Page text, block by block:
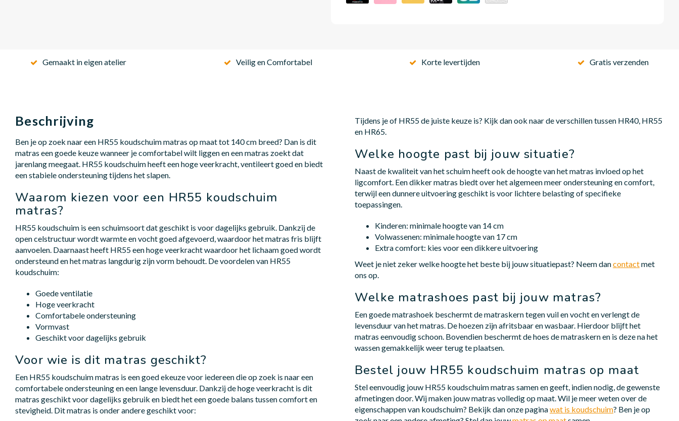
Gemaakt in eigen atelier Veilig en Comfortabel Korte levertijden Gratis verzenden
Beschrijving
Ben je op zoek naar een HR55 koudschuim matras op maat tot 140 cm breed? Dan is dit
matras een goede keuze wanneer je comfortabel wilt liggen en een matras zoekt dat
jarenlang meegaat. HR55 koudschuim heeft een hoge veerkracht, ventileert goed en biedt
een stabiele ondersteuning tijdens het slapen.
Waarom kiezen voor een HR55 koudschuim
matras?
HR55 koudschuim is een schuimsoort dat geschikt is voor dagelijks gebruik. Dankzij de
open celstructuur wordt warmte en vocht goed afgevoerd, waardoor het matras fris blijft
aanvoelen. Daarnaast heeft HR55 een hoge veerkracht waardoor het lichaam goed wordt
ondersteund en het matras langdurig zijn vorm behoudt. De voordelen van HR55
koudschuim:
Goede ventilatie
Hoge veerkracht
Comfortabele ondersteuning
Vormvast
Geschikt voor dagelijks gebruik
Voor wie is dit matras geschikt?
Een HR55 koudschuim matras is een goed ekeuze voor iedereen die op zoek is naar een
comfortabele ondersteuning en een lange levensduur. Dankzij de hoge veerkracht is dit
matras geschikt voor dagelijks gebruik en biedt het een goede balans tussen comfort en
stevigheid. Dit matras is onder andere geschikt voor:
Tijdens je of HR55 de juiste keuze is? Kijk dan ook naar de verschillen tussen HR40, HR55
en HR65.
Welke hoogte past bij jouw situatie?
Naast de kwaliteit van het schuim heeft ook de hoogte van het matras invloed op het
ligcomfort. Een dikker matras biedt over het algemeen meer ondersteuning en comfort,
terwijl een dunnere uitvoering geschikt is voor lichtere belasting of specifieke
toepassingen.
Kinderen: minimale hoogte van 14 cm
Volwassenen: minimale hoogte van 17 cm
Extra comfort: kies voor een dikkere uitvoering
Weet je niet zeker welke hoogte het beste bij jouw situatiepast? Neem dancontactmet
ons op.
Welke matrashoes past bij jouw matras?
Een goede matrashoek beschermt de matraskern tegen vuil en vocht en verlengt de
levensduur van het matras. De hoezen zijn afritsbaar en wasbaar. Hierdoor blijft het
matras eenvoudig schoon. Bovendien beschermt de hoes de matraskern en is deze na het
wassen gemakkelijk weer terug te plaatsen.
Bestel jouw HR55 koudschuim matras op maat
Stel eenvoudig jouw HR55 koudschuim matras samen en geeft, indien nodig, de gewenste
afmetingen door. Wij maken jouw matras volledig op maat. Wil je meer weten over de
eigenschappen van koudschuim? Bekijk dan onze paginawat is koudschuim? Ben je op